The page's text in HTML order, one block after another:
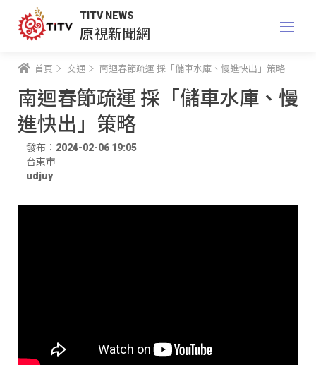
TITV NEWS
原視新聞網
首頁 交通 南迴春節疏運 採「儲車水庫、慢進快出」策略
南迴春節疏運 採「儲車水庫、慢
進快出」策略
發布：2024-02-06 19:05
台東市
udjuy